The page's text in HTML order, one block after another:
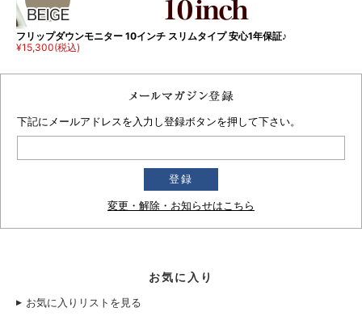
フリップダウンモニター 10インチ スリムタイプ 安心1年保証♪
¥15,300(税込)
下記にメールアドレスを入力し登録ボタンを押して下さい。
変更・解除・お知らせはこちら
お気に入り
お気に入りリストを見る